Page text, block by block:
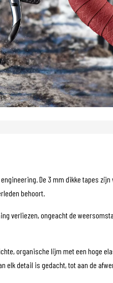
De 3 mm dikke tapes
behoort.
verliezen, ongeacht de
organische lijm met een hoge
elk detail is gedacht, tot aan de